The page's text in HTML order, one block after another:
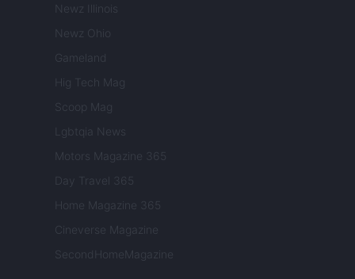
Newz Illinois
Newz Ohio
Gameland
Hig Tech Mag
Scoop Mag
Lgbtqia News
Motors Magazine 365
Day Travel 365
Home Magazine 365
Cineverse Magazine
SecondHomeMagazine